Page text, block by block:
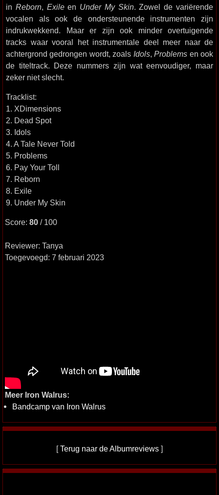
in Reborn, Exileen Under My Skin. Zowel de variërende
vocalen als ook de ondersteunende instrumenten zijn
indrukwekkend. Maar er zijn ook minder overtuigende
tracks waar vooral het instrumentale deel meer naar de
achtergrond gedrongen wordt, zoals Idols,Problems en ook
de titeltrack. Deze nummers zijn wat eenvoudiger, maar
zeker niet slecht.
Tracklist:
1. XDimensions
2. Dead Spot
3. Idols
4. A Tale Never Told
5. Problems
6. Pay Your Toll
7. Reborn
8. Exile
9. Under My Skin
Score: 80 / 100
Reviewer: Tanya
Toegevoegd: 7 februari 2023
Meer Iron Walrus:
Bandcamp van Iron Walrus
[Terug naar de Albumreviews ]